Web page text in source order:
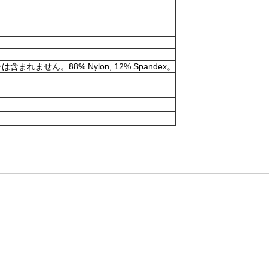
含まれません。88% Nylon, 12% Spandex。